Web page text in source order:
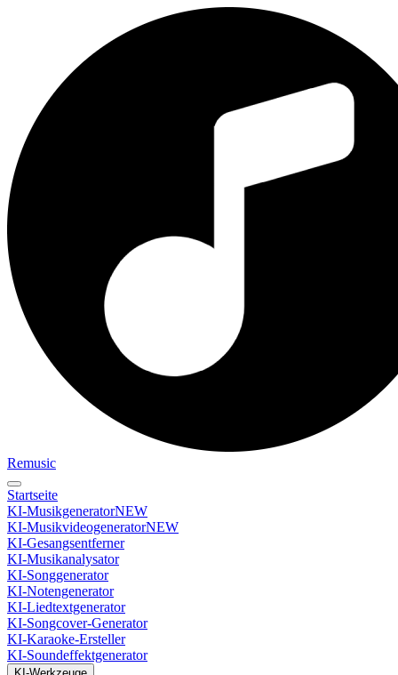
Remusic
Startseite
KI-MusikgeneratorNEW
KI-MusikvideogeneratorNEW
KI-Gesangsentferner
KI-Musikanalysator
KI-Songgenerator
KI-Notengenerator
KI-Liedtextgenerator
KI-Songcover-Generator
KI-Karaoke-Ersteller
KI-Soundeffektgenerator